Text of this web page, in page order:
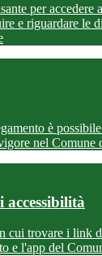
per accedere
e riguardare le
è
nel Comune
cui trovare i link
e l'app del